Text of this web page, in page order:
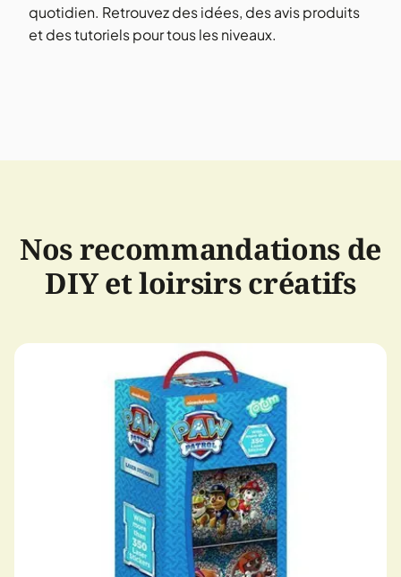
quotidien. Retrouvez des idées, des avis produits
et des tutoriels pour tous les niveaux.
Nos recommandations de
DIY et loirsirs créatifs